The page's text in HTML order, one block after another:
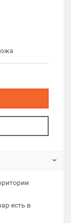
есть в